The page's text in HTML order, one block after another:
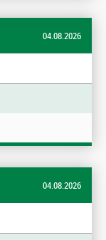
04.08.2026
04.08.2026